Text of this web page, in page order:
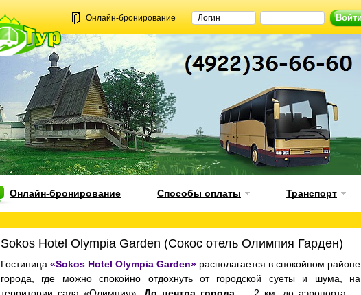
Онлайн-бронирование
Онлайн-бронирование Способы оплаты Транспорт
Sokos Hotel Olympia Garden (Сокос отель Олимпия Гарден)
Гостиница «Sokos Hotel Olympia Garden» располагается в спокойном районе
города, где можно спокойно отдохнуть от городской суеты и шума, на